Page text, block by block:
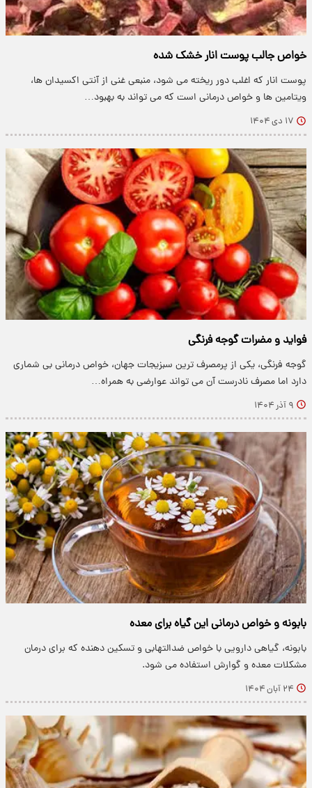
خواص جالب پوست انار خشک شده
پوست انار که اغلب دور ریخته می شود، منبعی غنی از آنتی اکسیدان ها،
ویتامین ها و خواص درمانی است که می تواند به بهبود…
۱۷ دی ۱۴۰۴
فواید و مضرات گوجه فرنگی
گوجه فرنگی، یکی از پرمصرف ترین سبزیجات جهان، خواص درمانی بی شماری
دارد اما مصرف نادرست آن می تواند عوارضی به همراه…
۹ آذر ۱۴۰۴
بابونه و خواص درمانی این گیاه برای معده
بابونه، گیاهی دارویی با خواص ضدالتهابی و تسکین دهنده که برای درمان
مشکلات معده و گوارش استفاده می شود.
۲۴ آبان ۱۴۰۴